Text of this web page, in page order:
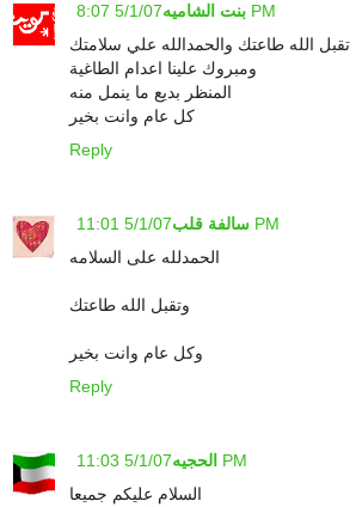
بنت الشاميه 5/1/07 8:07 PM
تقبل الله طاعتك والحمدالله علي سلامتك
ومبروك علينا اعدام الطاغية
المنظر بديع ما ينمل منه
كل عام وانت بخير
Reply
سالفة قلب 5/1/07 11:01 PM
الحمدلله على السلامه
وتقبل الله طاعتك
وكل عام وانت بخير
Reply
الحجيه 5/1/07 11:03 PM
السلام عليكم جميعا